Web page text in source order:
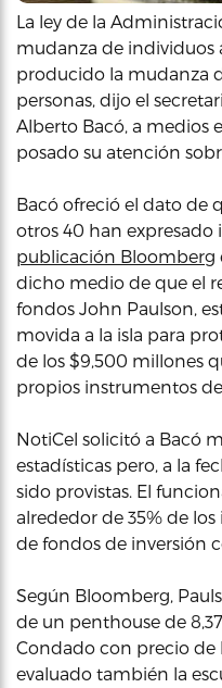
La ley de la
mudanza de individuos
producido la mudanza
personas, dijo el
Alberto Bacó, a medios
posado su atención
Bacó ofreció el dato de
otros 40 han expresado
publicación Bloomberg
dicho medio de que el
fondos John Paulson,
movida a la isla para
de los $9,500 millones
propios instrumentos
NotiCel solicitó a Bacó
estadísticas pero, a la
sido provistas. El
alrededor de 35% de
de fondos de inversión
Según Bloomberg,
de un penthouse de
Condado con precio de
evaluado también la